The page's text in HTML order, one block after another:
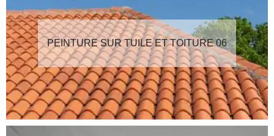
PEINTURE SUR TUILE ET TOITURE 06